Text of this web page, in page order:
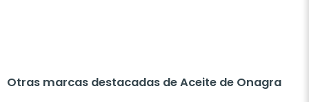
Otras marcas destacadas de Aceite de Onagra